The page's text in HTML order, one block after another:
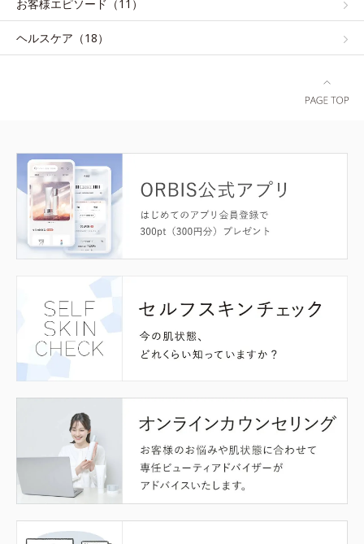
お客様エピソード（11）
ヘルスケア（18）